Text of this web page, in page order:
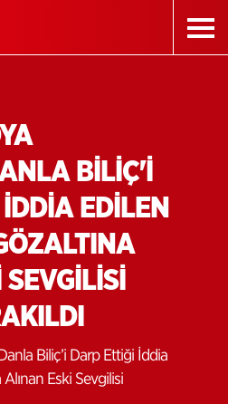
BİLİÇ'İ
EDİLEN
Biliç’i Darp Ettiği İddia
Eski Sevgilisi